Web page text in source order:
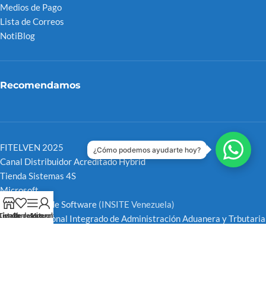
Medios de Pago
Lista de Correos
NotiBlog
Recomendamos
FITELVEN 2025
Canal Distribuidor Acreditado Hybrid
Tienda Sistemas 4S
Microsoft
Hybrid Casa de Software (INSITE Venezuela)
Servicio Nacional Integrado de Administración Aduanera y Trbutaria
de deseos
Barra Lateral
Mi cuenta
¿Cómo podemos ayudarte hoy?